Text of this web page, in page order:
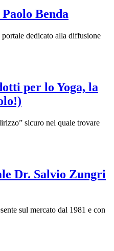
Benda
dedicato alla diffusione
per lo Yoga, la
sicuro nel quale trovare
Dr. Salvio Zungri
sul mercato dal 1981 e con